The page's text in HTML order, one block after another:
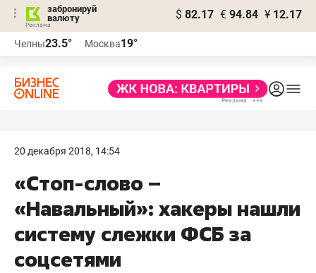
забронируй
валюту
$ 82.17 € 94.84 ¥ 12.17
Челны23.5° Москва19°
20 декабря 2018, 14:54
«Стоп-слово –
«Навальный»: хакеры нашли
систему слежки ФСБ за
соцсетями